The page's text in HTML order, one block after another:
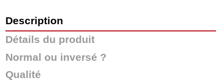
Description
Détails du produit
Normal ou inversé ?
Qualité